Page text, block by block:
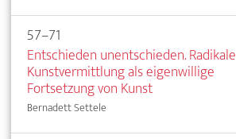
57–71
Entschieden unentschieden. Radikale
Kunstvermittlung als eigenwillige
Fortsetzung von Kunst
Bernadett Settele